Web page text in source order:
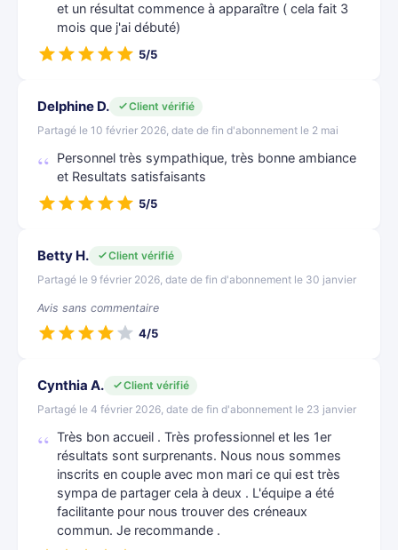
et un résultat commence à apparaître ( cela fait 3
mois que j'ai débuté)
5/5
Delphine D.
Client vérifié
Partagé le 10 février 2026, date de fin d'abonnement le 2 mai
Personnel très sympathique, très bonne ambiance
et Resultats satisfaisants
5/5
Betty H.
Client vérifié
Partagé le 9 février 2026, date de fin d'abonnement le 30 janvier
Avis sans commentaire
4/5
Cynthia A.
Client vérifié
Partagé le 4 février 2026, date de fin d'abonnement le 23 janvier
Très bon accueil . Très professionnel et les 1er
résultats sont surprenants. Nous nous sommes
inscrits en couple avec mon mari ce qui est très
sympa de partager cela à deux . L'équipe a été
facilitante pour nous trouver des créneaux
commun. Je recommande .